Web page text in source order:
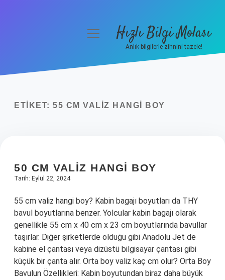
Yasal Uyarı
menüyüHızlı Bilgi Molası
Anlık bilgilerle zihnini tazele!
ETIKET: 55 CM VALIZ HANGI BOY
50 CM VALIZ HANGI BOY
Tarih: Eylül 22, 2024
55 cm valiz hangi boy? Kabin bagajı boyutları da THY
bavul boyutlarına benzer. Yolcular kabin bagajı olarak
genellikle 55 cm x 40 cm x 23 cm boyutlarında bavullar
taşırlar. Diğer şirketlerde olduğu gibi Anadolu Jet de
kabine el çantası veya dizüstü bilgisayar çantası gibi
küçük bir çanta alır. Orta boy valiz kaç cm olur? Orta Boy
Bavulun Özellikleri: Kabin boyutundan biraz daha büyük